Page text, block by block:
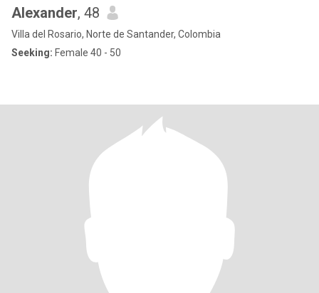
Alexander, 48
Villa del Rosario, Norte de Santander, Colombia
Seeking: Female 40 - 50